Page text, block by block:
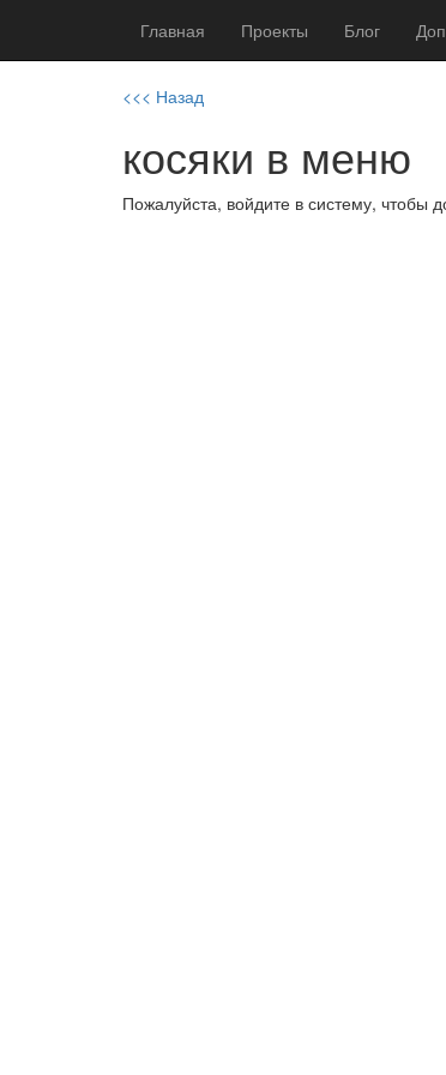
Главная Проекты Блог
<<< Назад
косяки в меню
Пожалуйста, войдите в систему, чтобы